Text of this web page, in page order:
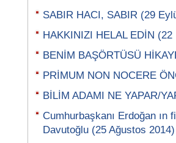
SABIR HACI, SABIR (29
HAKKINIZI HELAL EDİN
BENİM BAŞÖRTÜSÜ
PRİMUM NON NOCERE
BİLİM ADAMI NE YAPAR/
Cumhurbaşkanı Erdoğan ın
Davutoğlu (25 Ağustos 2014)